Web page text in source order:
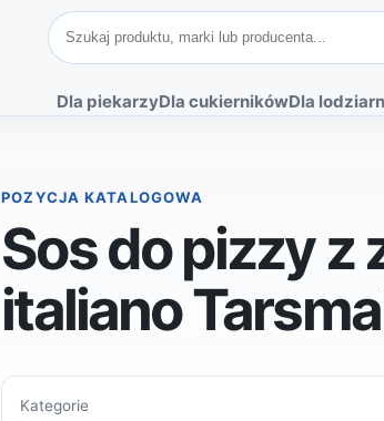
Szukaj produktów
Dla piekarzyDla cukiernikówDla
POZYCJA KATALOGOWA
Sos do pizzy z
italiano
Kategorie